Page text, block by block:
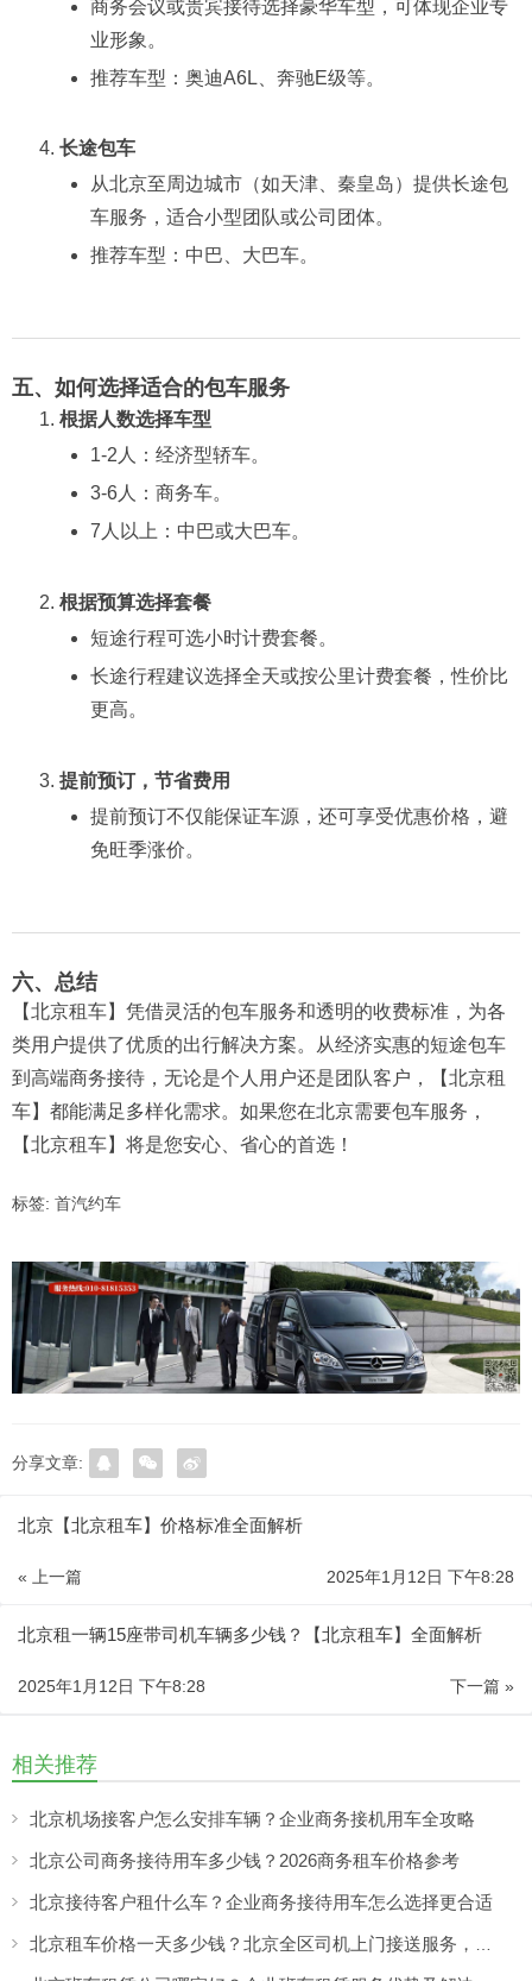
商务会议或贵宾接待选择豪华车型，可体现企业专
业形象。
推荐车型：奥迪A6L、奔驰E级等。
长途包车
从北京至周边城市（如天津、秦皇岛）提供长途包
车服务，适合小型团队或公司团体。
推荐车型：中巴、大巴车。
五、如何选择适合的包车服务
根据人数选择车型
1-2人：经济型轿车。
3-6人：商务车。
7人以上：中巴或大巴车。
根据预算选择套餐
短途行程可选小时计费套餐。
长途行程建议选择全天或按公里计费套餐，性价比
更高。
提前预订，节省费用
提前预订不仅能保证车源，还可享受优惠价格，避
免旺季涨价。
六、总结
【北京租车】凭借灵活的包车服务和透明的收费标准，为各
类用户提供了优质的出行解决方案。从经济实惠的短途包车
到高端商务接待，无论是个人用户还是团队客户，【北京租
车】都能满足多样化需求。如果您在北京需要包车服务，
【北京租车】将是您安心、省心的首选！
标签: 首汽约车
分享文章:
北京【北京租车】价格标准全面解析
« 上一篇 2025年1月12日 下午8:28
北京租一辆15座带司机车辆多少钱？【北京租车】全面解析
下一篇 »
2025年1月12日 下午8:28
相关推荐
北京机场接客户怎么安排车辆？企业商务接机用车全攻略
北京公司商务接待用车多少钱？2026商务租车价格参考
北京接待客户租什么车？企业商务接待用车怎么选择更合适
北京租车价格一天多少钱？北京全区司机上门接送服务，让出行更方便